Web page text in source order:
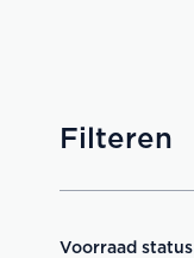
Filteren
Voorraad status